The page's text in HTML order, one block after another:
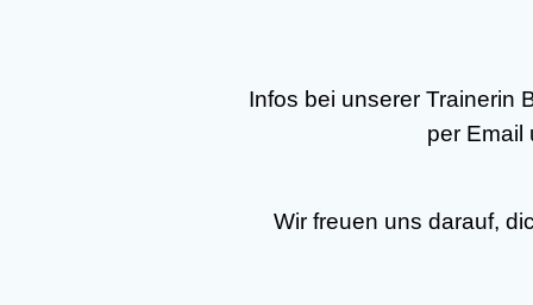
Infos bei unserer Trainerin
per Email
Wir freuen uns darauf,